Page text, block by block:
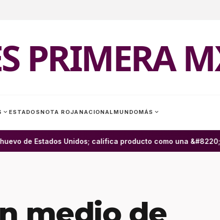
PRIMERA
expand_more ESTADOS NOTA ROJA NACIONAL MUNDOMÁS expand_more
de Estados Unidos; califica producto como una